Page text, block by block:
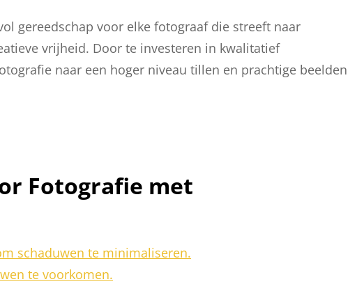
gereedschap voor elke fotograaf die streeft naar
vrijheid. Door te investeren in kwalitatief
naar een hoger niveau tillen en prachtige beelden
Fotografie met
schaduwen te minimaliseren.
te voorkomen.